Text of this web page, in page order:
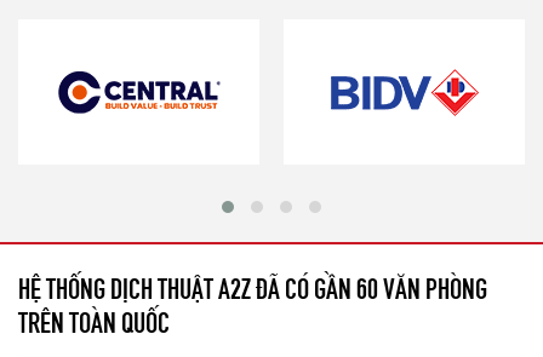
HỆ THỐNG DỊCH THUẬT A2Z ĐÃ CÓ GẦN 60 VĂN PHÒNG
TRÊN TOÀN QUỐC